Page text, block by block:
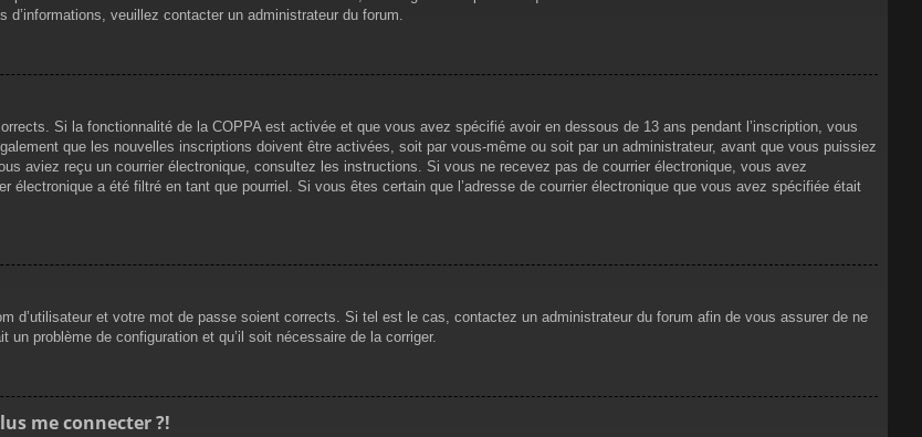
d’informations, veuillez contacter un administrateur du forum.
Si la fonctionnalité de la COPPA est activée et que vous avez spécifié avoir en dessous de 13 ans pendant l’inscription, vous
que les nouvelles inscriptions doivent être activées, soit par vous-même ou soit par un administrateur, avant que vous puissiez
aviez reçu un courrier électronique, consultez les instructions. Si vous ne recevez pas de courrier électronique, vous avez
électronique a été filtré en tant que pourriel. Si vous êtes certain que l’adresse de courrier électronique que vous avez spécifiée était
d’utilisateur et votre mot de passe soient corrects. Si tel est le cas, contactez un administrateur du forum afin de vous assurer de ne
problème de configuration et qu’il soit nécessaire de la corriger.
me connecter ?!